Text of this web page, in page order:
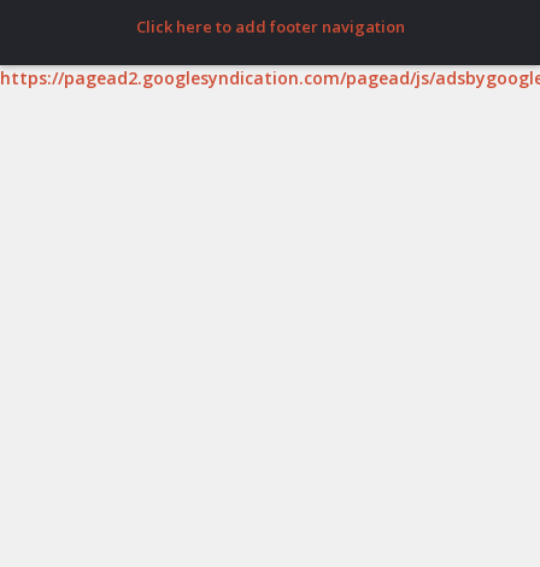
Click here to add footer navigation
https://pagead2.googlesyndication.com/pagead/js/